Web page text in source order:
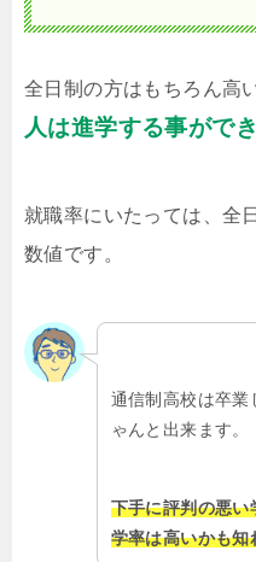
全日制の方はもちろん高
人は進学する事がで
就職率にいたっては、全
数値です。
通信制高校は卒業
ゃんと出来ます。
下手に評判の悪い
学率は高いかも知